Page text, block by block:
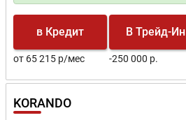
в Кредит
от 65 215 р/мес
В Трейд-Ин
-250 000 р.
KORANDO